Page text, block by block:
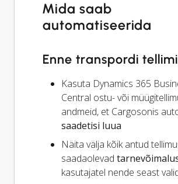
Mida saab
automatiseerida
Enne transpordi
Kasuta Dynamics 365
Central ostu- või
andmeid, et Cargosonis
saadetisi luua
Näita välja kõik antud
saadaolevad
kasutajatel nende seast